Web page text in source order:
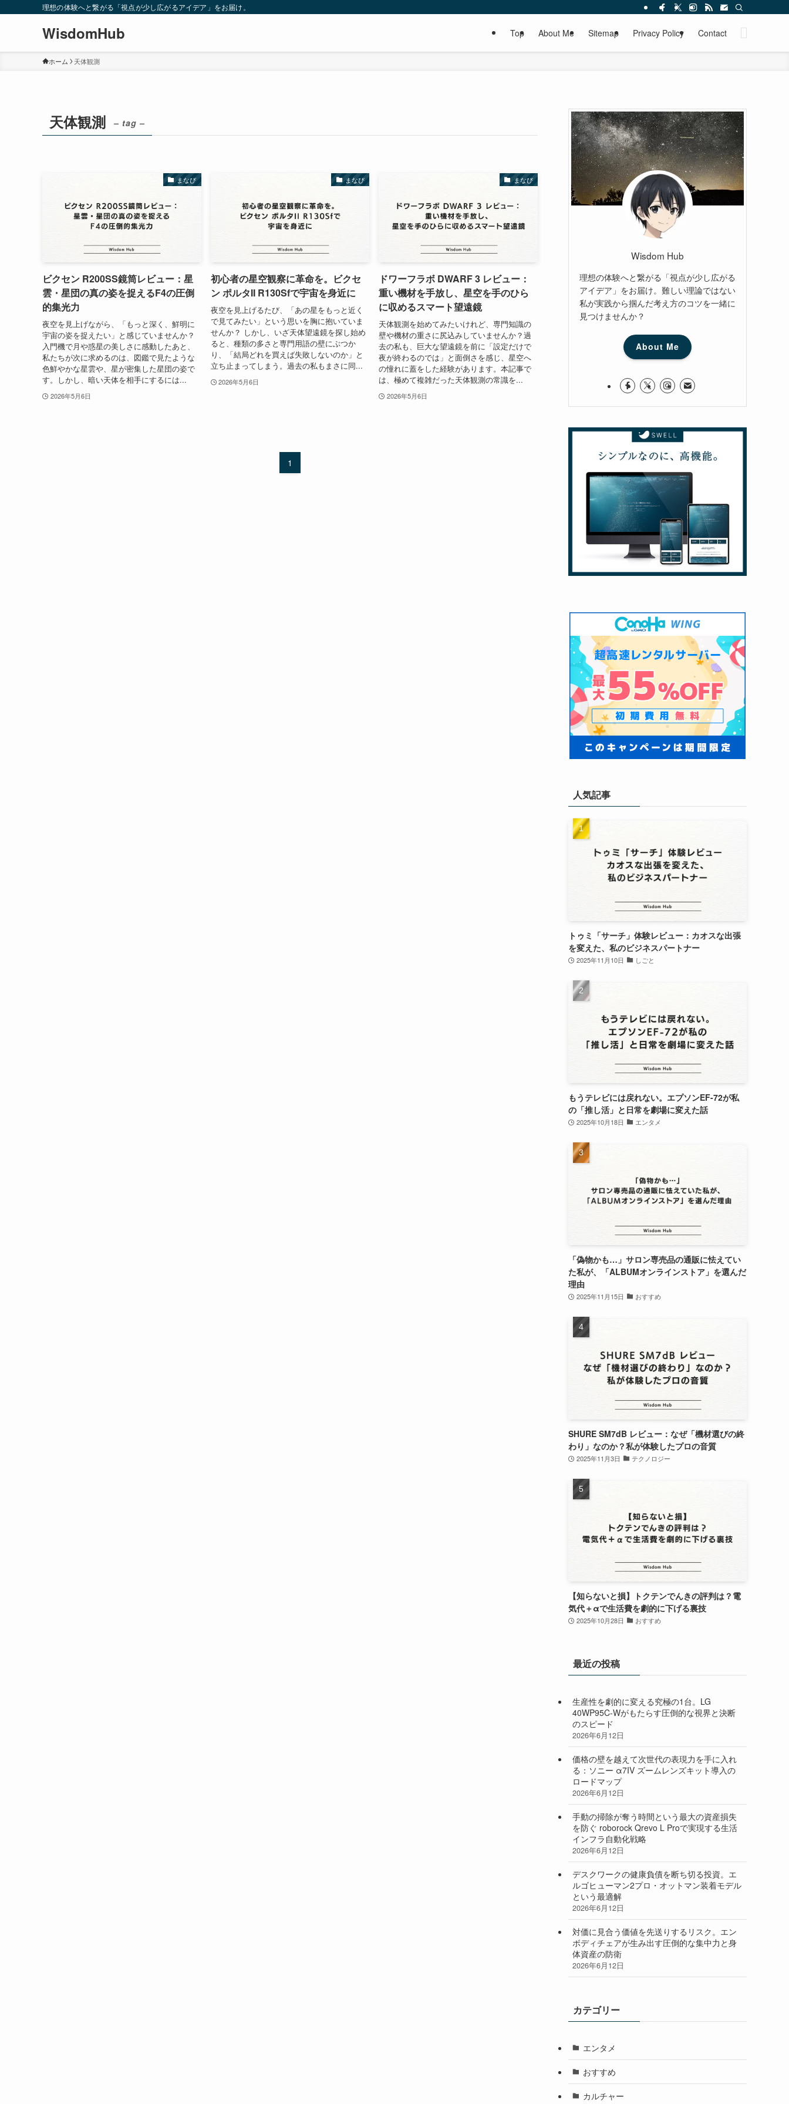
理想の体験へと繋がる「視点が少し広がるアイデア」をお届け。
WisdomHub Top About Me Sitemap Privacy Policy Contact
ホーム 天体観測
天体観測 – tag –
まなび
ビクセン R200SS鏡筒レビュー：星
雲・星団の真の姿を捉えるF4の圧倒
的集光力
夜空を見上げながら、「もっと深く、鮮明に
宇宙の姿を捉えたい」と感じていませんか？
入門機で月や惑星の美しさに感動したあと、
私たちが次に求めるのは、図鑑で見たような
色鮮やかな星雲や、星が密集した星団の姿で
す。しかし、暗い天体を相手にするには...
2026年5月6日
まなび
初心者の星空観察に革命を。ビクセ
ン ポルタII R130Sfで宇宙を身近に
夜空を見上げるたび、「あの星をもっと近く
で見てみたい」という思いを胸に抱いていま
せんか？ しかし、いざ天体望遠鏡を探し始め
ると、種類の多さと専門用語の壁にぶつか
り、「結局どれを買えば失敗しないのか」と
立ち止まってしまう。過去の私もまさに同...
2026年5月6日
まなび
ドワーフラボ DWARF 3 レビュー：
重い機材を手放し、星空を手のひら
に収めるスマート望遠鏡
天体観測を始めてみたいけれど、専門知識の
壁や機材の重さに尻込みしていませんか？過
去の私も、巨大な望遠鏡を前に「設定だけで
夜が終わるのでは」と面倒さを感じ、星空へ
の憧れに蓋をした経験があります。本記事で
は、極めて複雑だった天体観測の常識を...
2026年5月6日
1
Wisdom Hub
理想の体験へと繋がる「視点が少し広がる
アイデア」をお届け。難しい理論ではない
私が実践から掴んだ考え方のコツを一緒に
見つけませんか？
About Me
人気記事
トゥミ「サーチ」体験レビュー：カオスな出張
を変えた、私のビジネスパートナー
2025年11月10日 しごと
もうテレビには戻れない。エプソンEF-72が私
の「推し活」と日常を劇場に変えた話
2025年10月18日 エンタメ
「偽物かも…」サロン専売品の通販に怯えてい
た私が、「ALBUMオンラインストア」を選んだ
理由
2025年11月15日 おすすめ
SHURE SM7dB レビュー：なぜ「機材選びの終
わり」なのか？私が体験したプロの音質
2025年11月3日 テクノロジー
【知らないと損】トクテンでんきの評判は？電
気代＋αで生活費を劇的に下げる裏技
2025年10月28日 おすすめ
最近の投稿
生産性を劇的に変える究極の1台。LG
40WP95C-Wがもたらす圧倒的な視界と決断
のスピード
2026年6月12日
価格の壁を越えて次世代の表現力を手に入れ
る：ソニー α7IV ズームレンズキット導入の
ロードマップ
2026年6月12日
手動の掃除が奪う時間という最大の資産損失
を防ぐ roborock Qrevo L Proで実現する生活
インフラ自動化戦略
2026年6月12日
デスクワークの健康負債を断ち切る投資。エ
ルゴヒューマン2プロ・オットマン装着モデル
という最適解
2026年6月12日
対価に見合う価値を先送りするリスク。エン
ボディチェアが生み出す圧倒的な集中力と身
体資産の防衛
2026年6月12日
カテゴリー
エンタメ
おすすめ
カルチャー